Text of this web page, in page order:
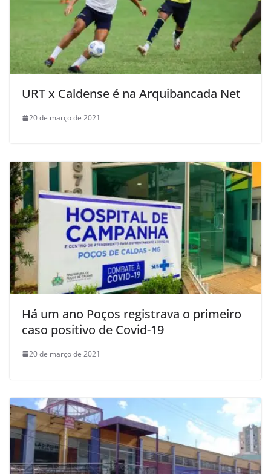
URT x Caldense é na Arquibancada Net
20 de março de 2021
Há um ano Poços registrava o primeiro
caso positivo de Covid-19
20 de março de 2021